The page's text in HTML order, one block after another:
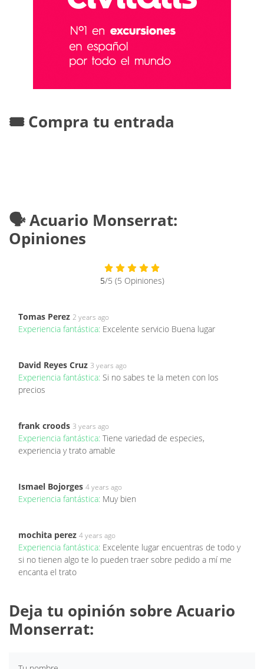
🎟️ Compra tu entrada
🗣️ Acuario Monserrat:
Opiniones
5/5 (5 Opiniones)
Tomas Perez 2 years ago
Experiencia fantástica: Excelente servicio Buena lugar
David Reyes Cruz 3 years ago
Experiencia fantástica: Si no sabes te la meten con los
precios
frank croods 3 years ago
Experiencia fantástica: Tiene variedad de especies,
experiencia y trato amable
Ismael Bojorges 4 years ago
Experiencia fantástica: Muy bien
mochita perez 4 years ago
Experiencia fantástica: Excelente lugar encuentras de todo y
si no tienen algo te lo pueden traer sobre pedido a mí me
encanta el trato
Deja tu opinión sobre Acuario
Monserrat: